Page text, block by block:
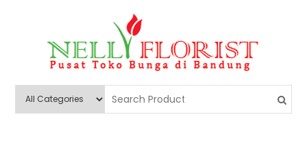
Nelly Florist Bandung